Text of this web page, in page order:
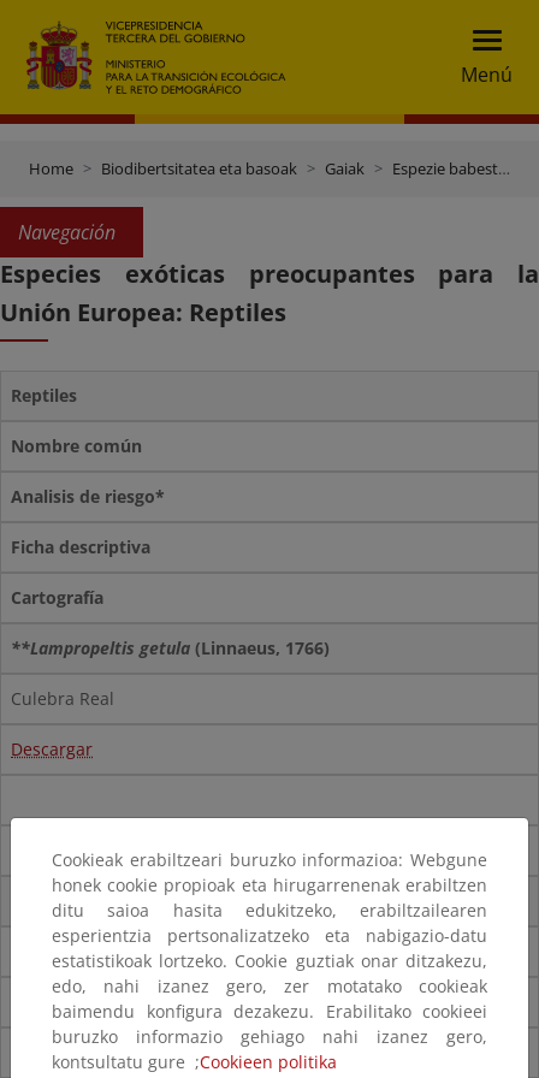
Menú
Home Biodibertsitatea eta basoak Gaiak Espezie babestea
Navegación
Especies exóticas preocupantes para la
Unión Europea: Reptiles
Reptiles
Nombre común
Analisis de riesgo*
Ficha descriptiva
Cartografía
**Lampropeltis getula (Linnaeus, 1766)
Culebra Real
Descargar
Trachemys scripta (Schoepff, 1792)
Galápago americano o de Florida
Descargar
Descargar (pdf)
Cookieak erabiltzeari buruzko informazioa: Webgune
honek cookie propioak eta hirugarrenenak erabiltzen
ditu saioa hasita edukitzeko, erabiltzailearen
esperientzia pertsonalizatzeko eta nabigazio-datu
estatistikoak lortzeko. Cookie guztiak onar ditzakezu,
edo, nahi izanez gero, zer motatako cookieak
baimendu konfigura dezakezu. Erabilitako cookieei
buruzko informazio gehiago nahi izanez gero,
kontsultatu gure ;Cookieen politika